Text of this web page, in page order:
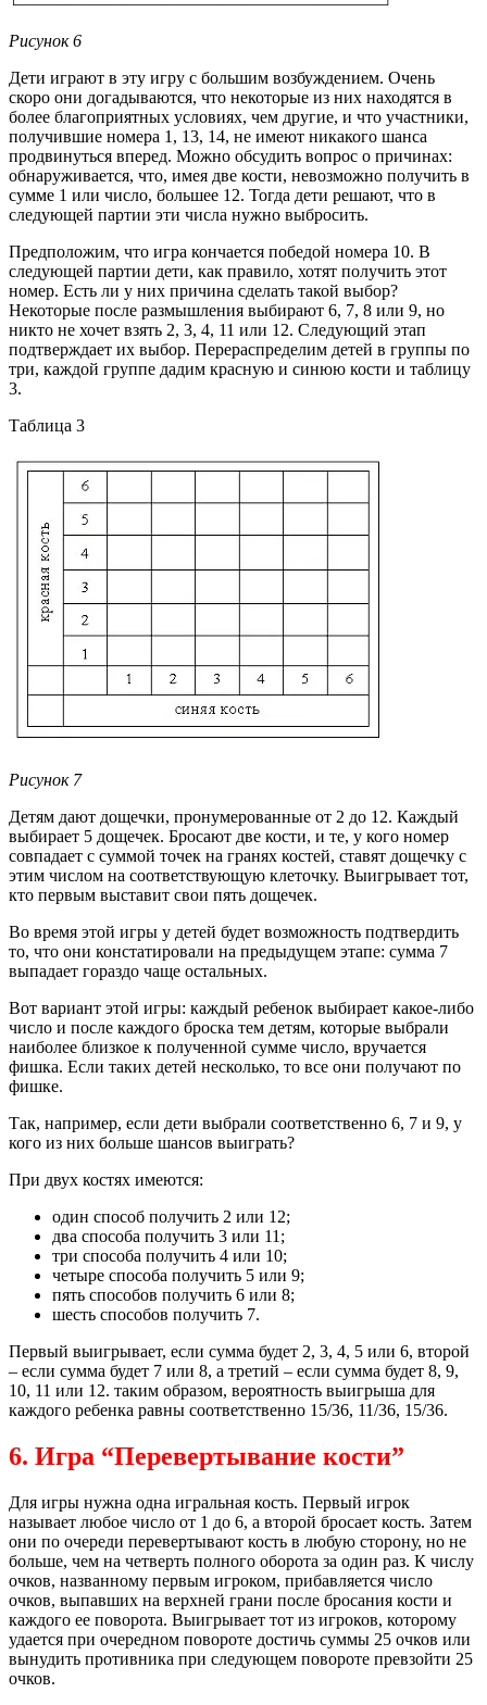
Рисунок 6
Дети играют в эту игру с большим возбуждением. Очень
скоро они догадываются, что некоторые из них находятся в
более благоприятных условиях, чем другие, и что участники,
получившие номера 1, 13, 14, не имеют никакого шанса
продвинуться вперед. Можно обсудить вопрос о причинах:
обнаруживается, что, имея две кости, невозможно получить в
сумме 1 или число, большее 12. Тогда дети решают, что в
следующей партии эти числа нужно выбросить.
Предположим, что игра кончается победой номера 10. В
следующей партии дети, как правило, хотят получить этот
номер. Есть ли у них причина сделать такой выбор?
Некоторые после размышления выбирают 6, 7, 8 или 9, но
никто не хочет взять 2, 3, 4, 11 или 12. Следующий этап
подтверждает их выбор. Перераспределим детей в группы по
три, каждой группе дадим красную и синюю кости и таблицу
3.
Таблица 3
Рисунок 7
Детям дают дощечки, пронумерованные от 2 до 12. Каждый
выбирает 5 дощечек. Бросают две кости, и те, у кого номер
совпадает с суммой точек на гранях костей, ставят дощечку с
этим числом на соответствующую клеточку. Выигрывает тот,
кто первым выставит свои пять дощечек.
Во время этой игры у детей будет возможность подтвердить
то, что они констатировали на предыдущем этапе: сумма 7
выпадает гораздо чаще остальных.
Вот вариант этой игры: каждый ребенок выбирает какое-либо
число и после каждого броска тем детям, которые выбрали
наиболее близкое к полученной сумме число, вручается
фишка. Если таких детей несколько, то все они получают по
фишке.
Так, например, если дети выбрали соответственно 6, 7 и 9, у
кого из них больше шансов выиграть?
При двух костях имеются:
один способ получить 2 или 12;
два способа получить 3 или 11;
три способа получить 4 или 10;
четыре способа получить 5 или 9;
пять способов получить 6 или 8;
шесть способов получить 7.
Первый выигрывает, если сумма будет 2, 3, 4, 5 или 6, второй
– если сумма будет 7 или 8, а третий – если сумма будет 8, 9,
10, 11 или 12. таким образом, вероятность выигрыша для
каждого ребенка равны соответственно 15/36, 11/36, 15/36.
6. Игра “Перевертывание кости”
Для игры нужна одна игральная кость. Первый игрок
называет любое число от 1 до 6, а второй бросает кость. Затем
они по очереди перевертывают кость в любую сторону, но не
больше, чем на четверть полного оборота за один раз. К числу
очков, названному первым игроком, прибавляется число
очков, выпавших на верхней грани после бросания кости и
каждого ее поворота. Выигрывает тот из игроков, которому
удается при очередном повороте достичь суммы 25 очков или
вынудить противника при следующем повороте превзойти 25
очков.